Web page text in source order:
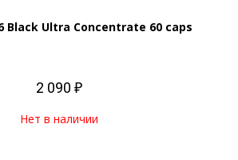
Black Ultra Concentrate 60 caps
2 090 ₽
Нет в наличии